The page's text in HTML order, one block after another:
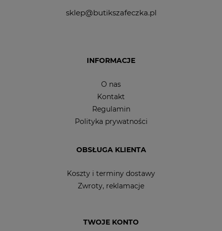
sklep@butikszafeczka.pl
INFORMACJE
O nas
Kontakt
Regulamin
Polityka prywatności
OBSŁUGA KLIENTA
Koszty i terminy dostawy
Zwroty, reklamacje
TWOJE KONTO